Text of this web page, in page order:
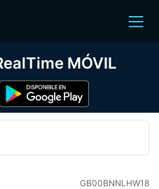
GB00BNNLHW18
MÓVIL